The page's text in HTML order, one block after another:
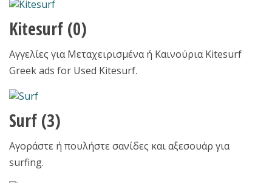
Kitesurf (0)
Αγγελίες για Μεταχειρισμένα ή Καινούρια Kitesurf
Greek ads for Used Kitesurf.
Surf (3)
Αγοράστε ή πουλήστε σανίδες και αξεσουάρ για
surfing.